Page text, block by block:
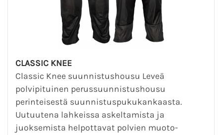
CLASSIC KNEE
Classic Knee suunnistushousu Leveä
polvipituinen perussuunnistushousu
perinteisestä suunnistuspukukankaasta.
Uutuutena lahkeissa askeltamista ja
juoksemista helpottavat polvien muoto-